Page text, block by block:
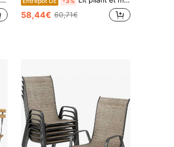
58,44€ 60,71€